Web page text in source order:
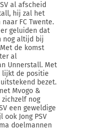
al afscheid
hij zal het
FC Twente.
geluiden dat
nog altijd bij
de komst
al
Unnerstall. Met
lijkt de positie
bezet.
Mvogo &
nog
een geweldige
Jong PSV
doelmannen